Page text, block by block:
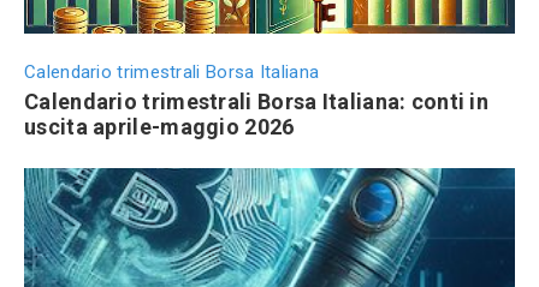
Calendario trimestrali Borsa Italiana
Calendario trimestrali Borsa Italiana: conti in
uscita aprile-maggio 2026